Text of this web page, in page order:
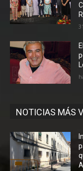
NOTICIAS MÁS